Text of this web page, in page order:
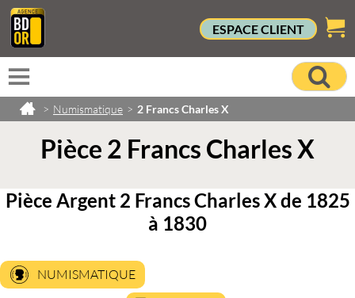
ESPACE CLIENT
> Numismatique > 2 Francs Charles X
Pièce 2 Francs Charles X
Pièce Argent 2 Francs Charles X de 1825
à 1830
NUMISMATIQUE